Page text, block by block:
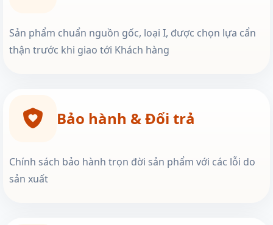
Sản phẩm chuẩn nguồn gốc, loại I, được chọn lựa cẩn
thận trước khi giao tới Khách hàng
Bảo hành & Đổi trả
Chính sách bảo hành trọn đời sản phẩm với các lỗi do
sản xuất